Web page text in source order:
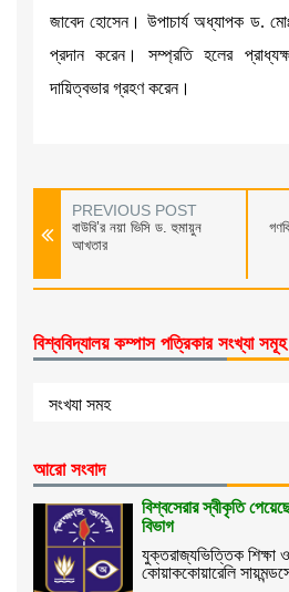
জাবেদ হোসেন। উপাচার্য অধ্যাপক ড.
প্রদান করেন। সম্প্রতি হলের
দায়িত্বভার গ্রহণ করেন।
PREVIOUS POST
বাউবি’র নয়া ভিসি ড. হুমায়ুন
আখতার
বিশ্ববিদ্যালয় কম্পাস পত্রিকার সংখ্যা সমূহ
আরো সংবাদ
বিশ্বসেরার স্বীকৃতি
বিভাগ
যুক্তরাজ্যভিত্তিক শিক্ষা
কোয়াককোয়ারেলি